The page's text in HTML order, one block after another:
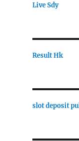
Live Sdy
Result Hk
slot deposit